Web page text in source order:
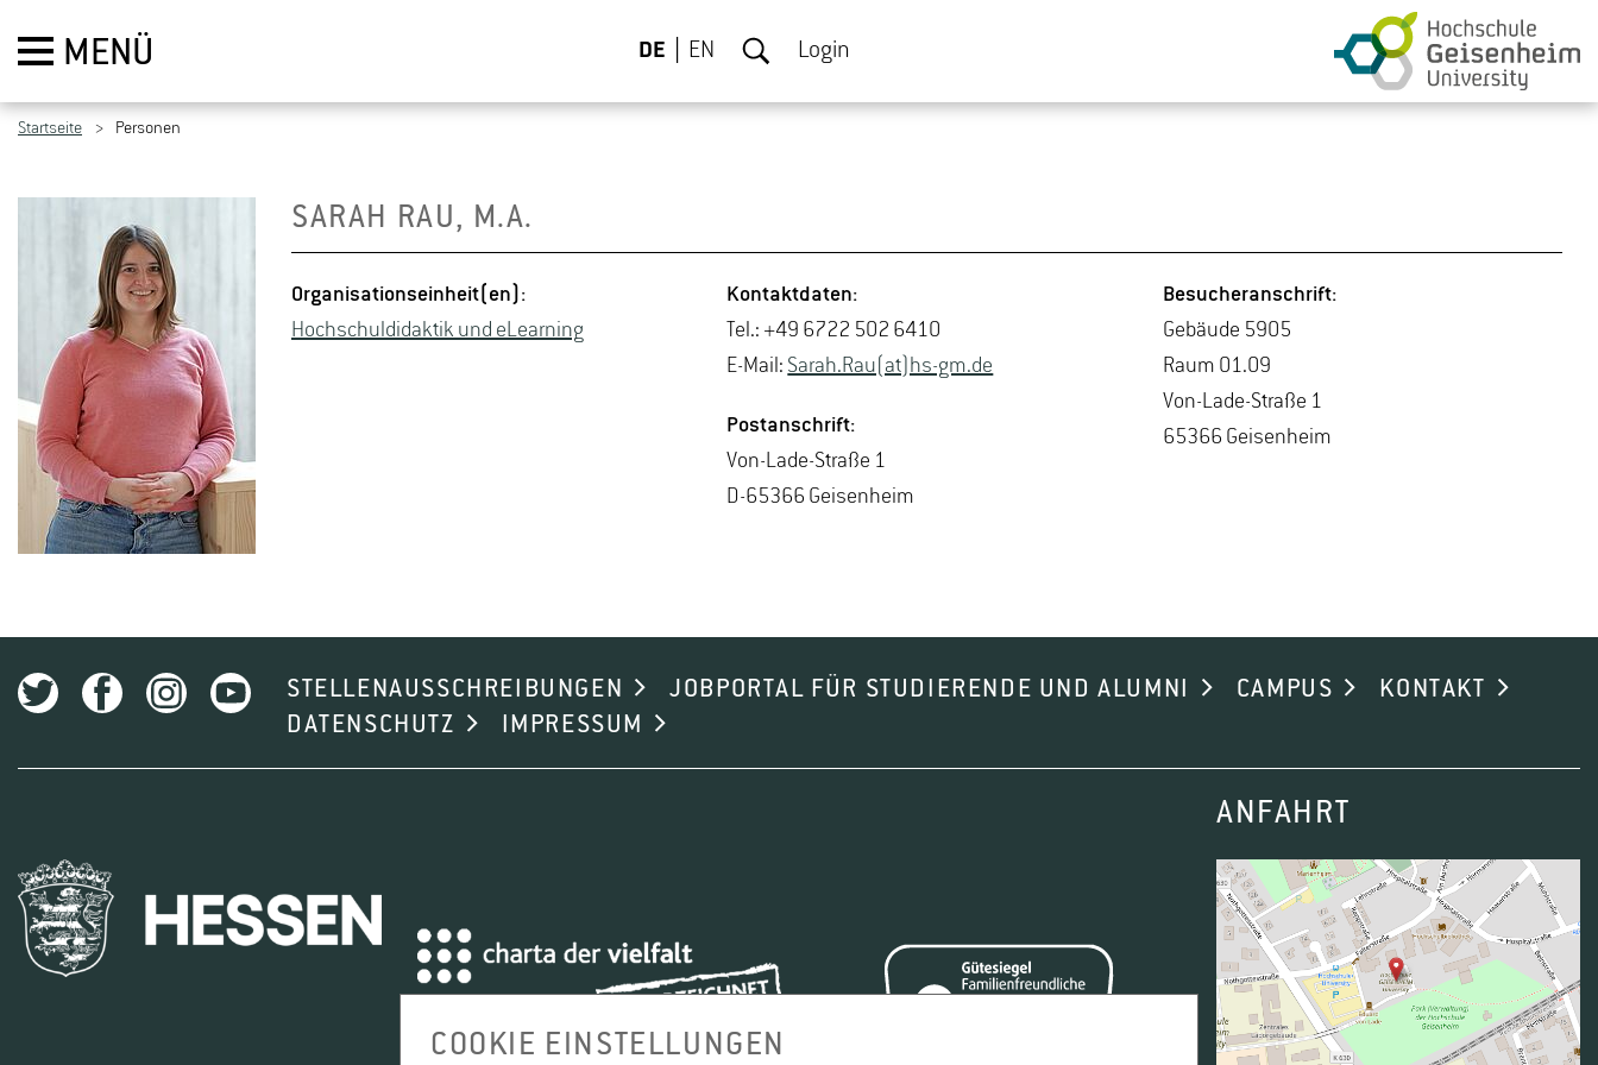
MENÜ DE EN Login
Startseite Personen
SARAH RAU, M.A.
Or­ga­ni­sa­ti­ons­ein­heit(en):
Hoch­schuld­i­dak­tik und eLe­arning
Kon­takt­da­ten:
Tel.: +49 6722 502 6410
E-Mail: Sarah.​Rau(at)hs-​gm.​de
Post­an­schrift:
Von-La­de-Stra­ße 1
D-65366 Gei­sen­heim
Be­su­cher­an­schrift:
Ge­bäu­de 5905
Raum 01.09
Von-La­de-Stra­ße 1
65366 Gei­sen­heim
STELLENAUSSCHREIBUNGEN JOBPORTAL FÜR STUDIERENDE UND ALUMNI CAMPUS
KONTAKT
DATENSCHUTZ
IMPRESSUM
ANFAHRT
COOKIE EINSTELLUNGEN